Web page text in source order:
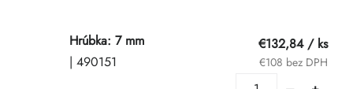
Hrúbka: 7 mm
| 490151
€132,84 / ks
€108 bez DPH